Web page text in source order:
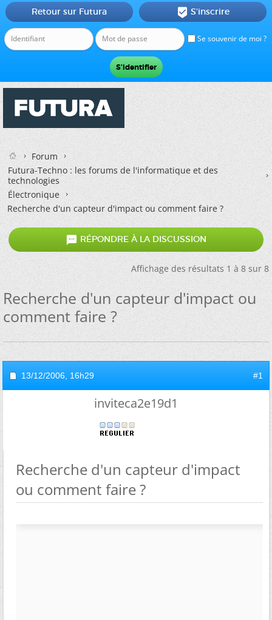
Se souvenir de moi ?
Retour sur Futura  S'inscrire
Forum
Futura-Techno : les forums de l'informatique et des
technologies
Électronique
Recherche d'un capteur d'impact ou comment faire ?
 RÉPONDRE À LA DISCUSSION
Affichage des résultats 1 à 8 sur 8
Recherche d'un capteur d'impact ou
comment faire ?
13/12/2006, 16h29 #1
inviteca2e19d1
Recherche d'un capteur d'impact
ou comment faire ?